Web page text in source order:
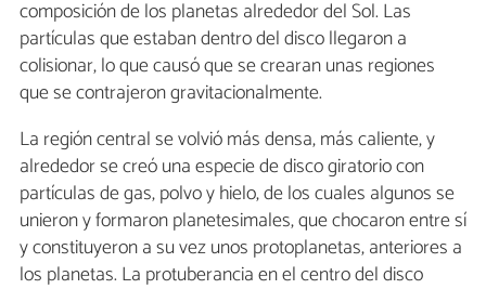
composición de los planetas alrededor del Sol. Las
partículas que estaban dentro del disco llegaron a
colisionar, lo que causó que se crearan unas regiones
que se contrajeron gravitacionalmente.
La región central se volvió más densa, más caliente, y
alrededor se creó una especie de disco giratorio con
partículas de gas, polvo y hielo, de los cuales algunos se
unieron y formaron planetesimales, que chocaron entre sí
y constituyeron a su vez unos protoplanetas, anteriores a
los planetas. La protuberancia en el centro del disco